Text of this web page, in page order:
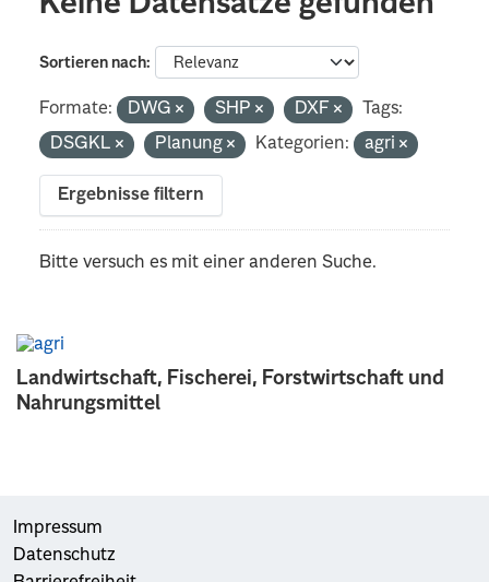
Landwirtschaft, Fischerei, Forstwirtschaft und
Nahrungsmittel
Sortieren nach
Formate: DWG SHP DXF
Tags:
DSGKL
Planung Kategorien: agri
Ergebnisse filtern
Bitte versuch es mit einer anderen Suche.
Impressum
Datenschutz